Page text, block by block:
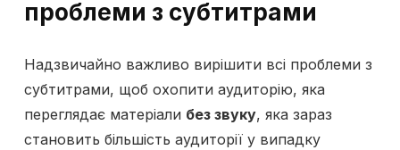
проблеми з субтитрами
Надзвичайно важливо вирішити всі проблеми з
субтитрами, щоб охопити аудиторію, яка
переглядає матеріали без звуку, яка зараз
становить більшість аудиторії у випадку